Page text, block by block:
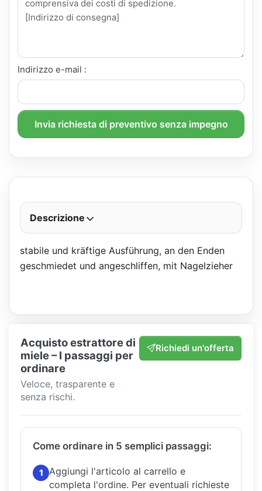
Indirizzo e-mail :
Invia richiesta di preventivo senza impegno
Descrizione
stabile und kräftige Ausführung, an den Enden
geschmiedet und angeschliffen, mit Nagelzieher
Acquisto estrattore di
miele – I passaggi per
ordinare
Veloce, trasparente e
senza rischi.
Richiedi un'offerta
Come ordinare in 5 semplici passaggi:
1
Aggiungi l'articolo al carrello e
completa l'ordine. Per eventuali richieste